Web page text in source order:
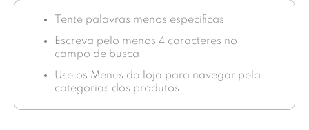
Tente palavras menos especificas
Escreva pelo menos 4 caracteres no
campo de busca
Use os Menus da loja para navegar pela
categorias dos produtos